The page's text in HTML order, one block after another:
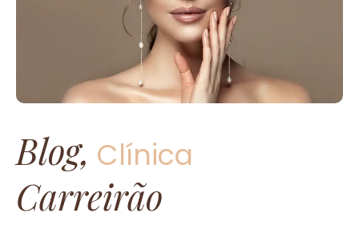
Blog, Clínica
Carreirão